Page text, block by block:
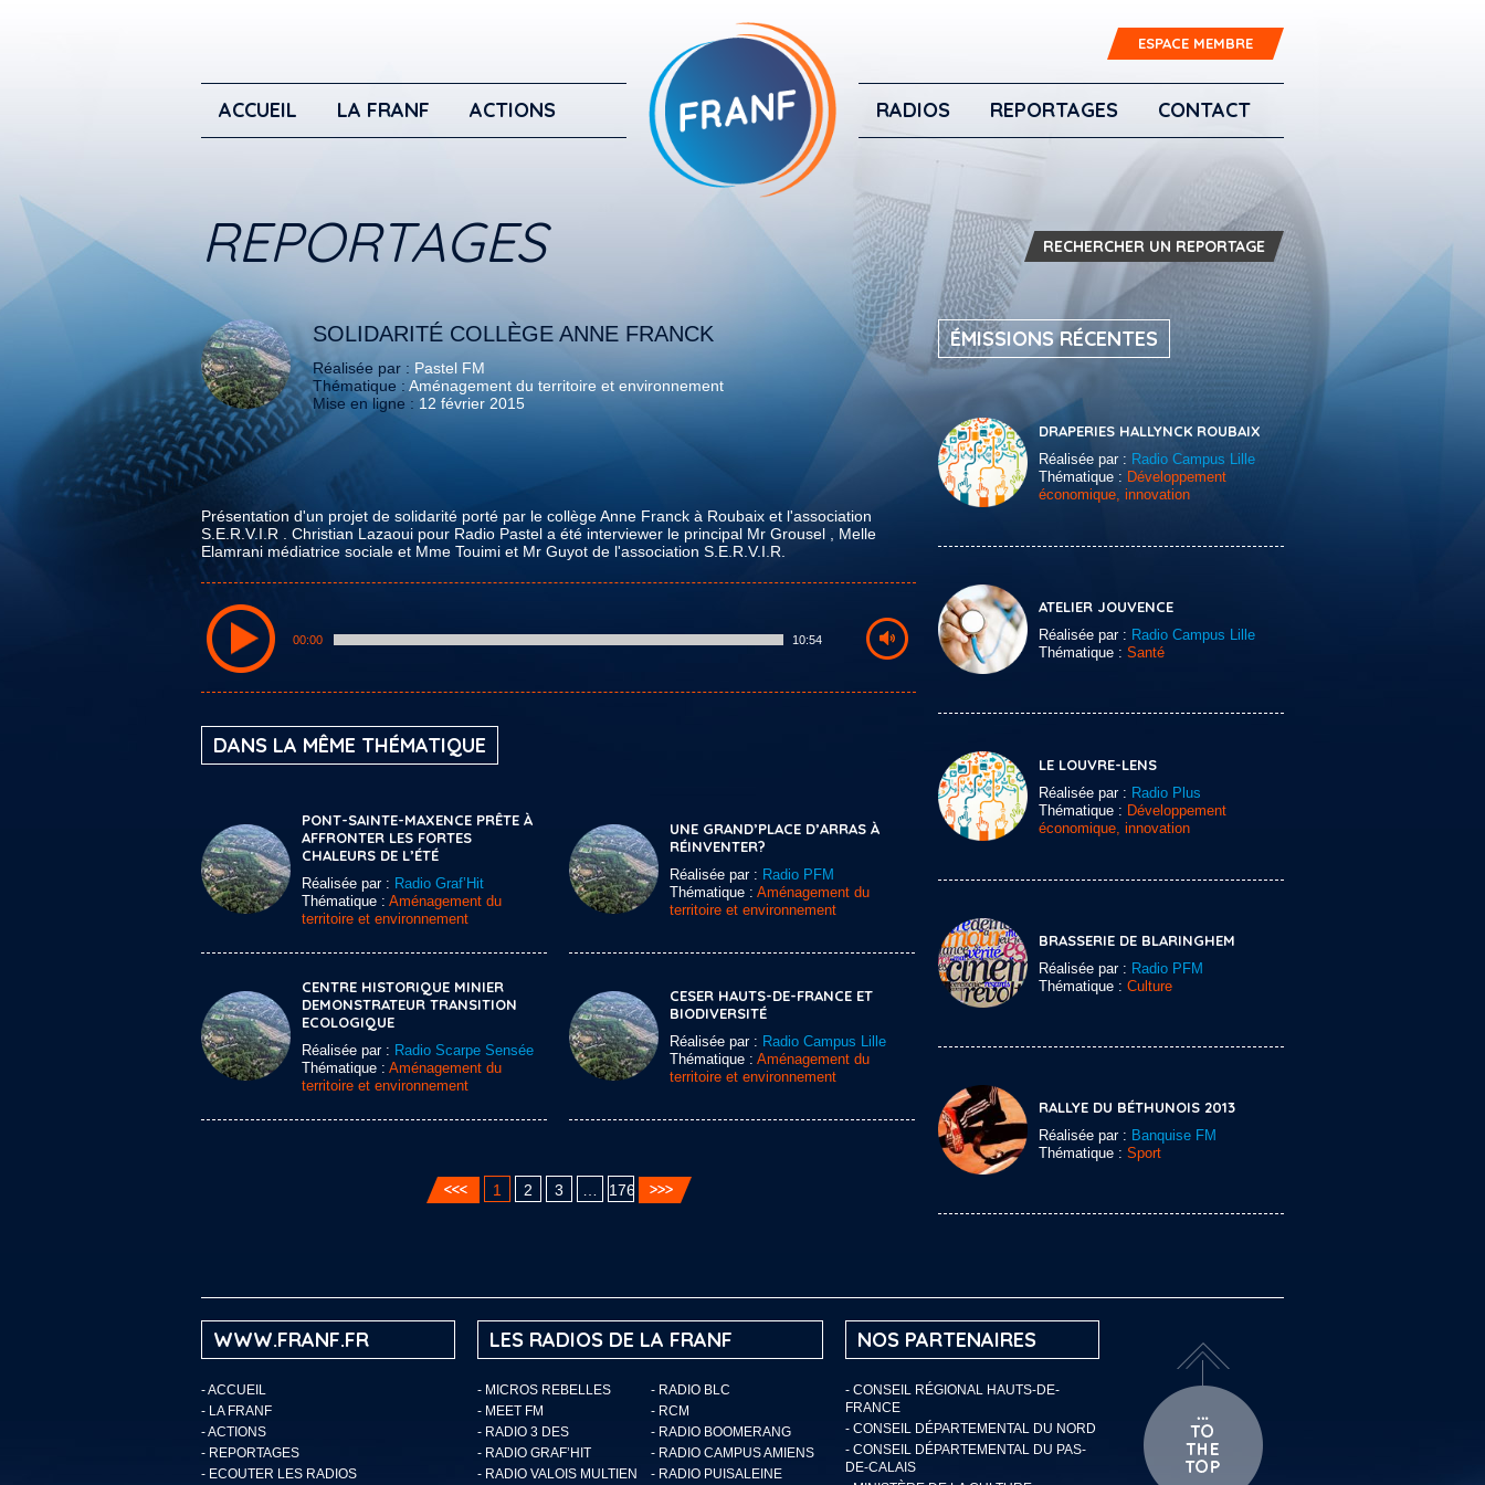
ESPACE MEMBRE
ACCUEIL LA FRANF ACTIONS RADIOS REPORTAGES CONTACT
REPORTAGES RECHERCHER UN REPORTAGE
SOLIDARITÉ COLLÈGE ANNE FRANCK
Réalisée par : Pastel FM
Thématique : Aménagement du territoire et environnement
Mise en ligne : 12 février 2015
Présentation d'un projet de solidarité porté par le collège Anne Franck à Roubaix et l'association
S.E.R.V.I.R . Christian Lazaoui pour Radio Pastel a été interviewer le principal Mr Grousel , Melle
Elamrani médiatrice sociale et Mme Touimi et Mr Guyot de l'association S.E.R.V.I.R.
00:00 10:54
DANS LA MÊME THÉMATIQUE
PONT-SAINTE-MAXENCE PRÊTE À
AFFRONTER LES FORTES
CHALEURS DE L’ÉTÉ
Réalisée par : Radio Graf’Hit
Thématique : Aménagement du
territoire et environnement
UNE GRAND’PLACE D’ARRAS À
RÉINVENTER?
Réalisée par : Radio PFM
Thématique : Aménagement du
territoire et environnement
CENTRE HISTORIQUE MINIER
DEMONSTRATEUR TRANSITION
ECOLOGIQUE
Réalisée par : Radio Scarpe Sensée
Thématique : Aménagement du
territoire et environnement
CESER HAUTS-DE-FRANCE ET
BIODIVERSITÉ
Réalisée par : Radio Campus Lille
Thématique : Aménagement du
territoire et environnement
1 2 3 176
ÉMISSIONS RÉCENTES
DRAPERIES HALLYNCK ROUBAIX
Réalisée par : Radio Campus Lille
Thématique : Développement
économique, innovation
ATELIER JOUVENCE
Réalisée par : Radio Campus Lille
Thématique : Santé
LE LOUVRE-LENS
Réalisée par : Radio Plus
Thématique : Développement
économique, innovation
BRASSERIE DE BLARINGHEM
Réalisée par : Radio PFM
Thématique : Culture
RALLYE DU BÉTHUNOIS 2013
Réalisée par : Banquise FM
Thématique : Sport
WWW.FRANF.FR
-ACCUEIL
- LA FRANF
-ACTIONS
- REPORTAGES
- ECOUTER LES RADIOS
LES RADIOS DE LA FRANF
- MICROS REBELLES
- RADIO BLC
- MEET FM
- RCM
- RADIO 3 DES
- RADIO BOOMERANG
- RADIO GRAF’HIT
- RADIO CAMPUS AMIENS
- RADIO VALOIS MULTIEN
- RADIO PUISALEINE
NOS PARTENAIRES
- CONSEIL RÉGIONAL HAUTS-DE-
FRANCE
- CONSEIL DÉPARTEMENTAL DU NORD
- CONSEIL DÉPARTEMENTAL DU PAS-
DE-CALAIS